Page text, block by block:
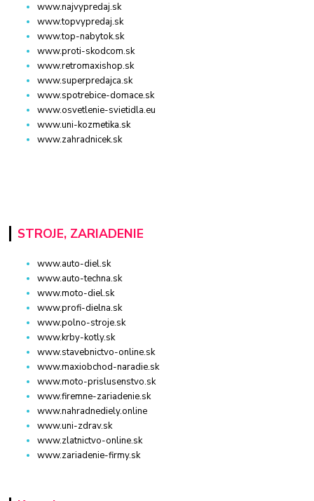
www.najvypredaj.sk
www.topvypredaj.sk
www.top-nabytok.sk
www.proti-skodcom.sk
www.retromaxishop.sk
www.superpredajca.sk
www.spotrebice-domace.sk
www.osvetlenie-svietidla.eu
www.uni-kozmetika.sk
www.zahradnicek.sk
STROJE, ZARIADENIE
www.auto-diel.sk
www.auto-techna.sk
www.moto-diel.sk
www.profi-dielna.sk
www.polno-stroje.sk
www.krby-kotly.sk
www.stavebnictvo-online.sk
www.maxiobchod-naradie.sk
www.moto-prislusenstvo.sk
www.firemne-zariadenie.sk
www.nahradnediely.online
www.uni-zdrav.sk
www.zlatnictvo-online.sk
www.zariadenie-firmy.sk